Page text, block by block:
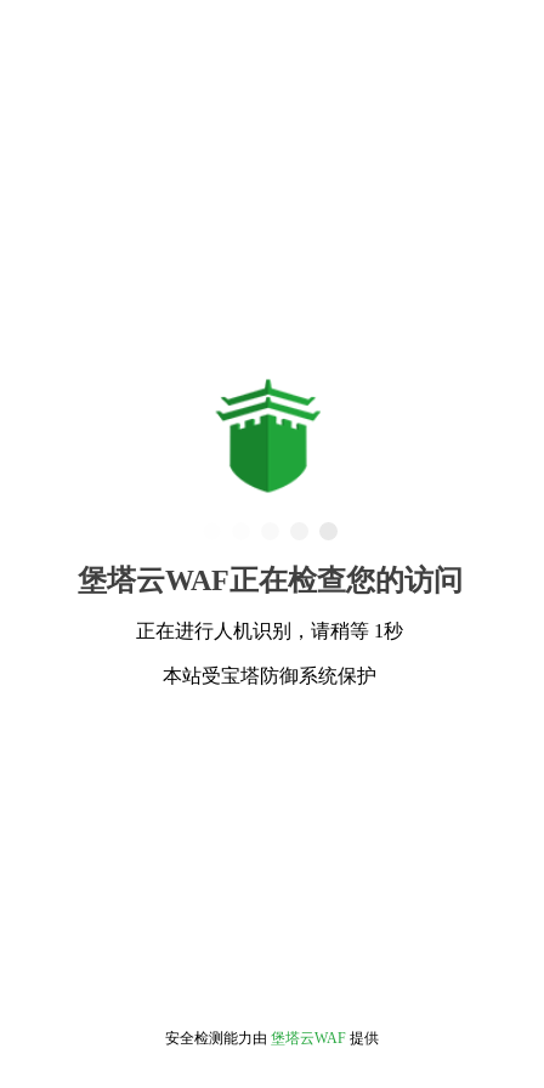
堡塔云WAF正在检查您的访问
正在进行人机识别，请稍等 1秒
本站受宝塔防御系统保护
安全检测能力由 堡塔云WAF 提供